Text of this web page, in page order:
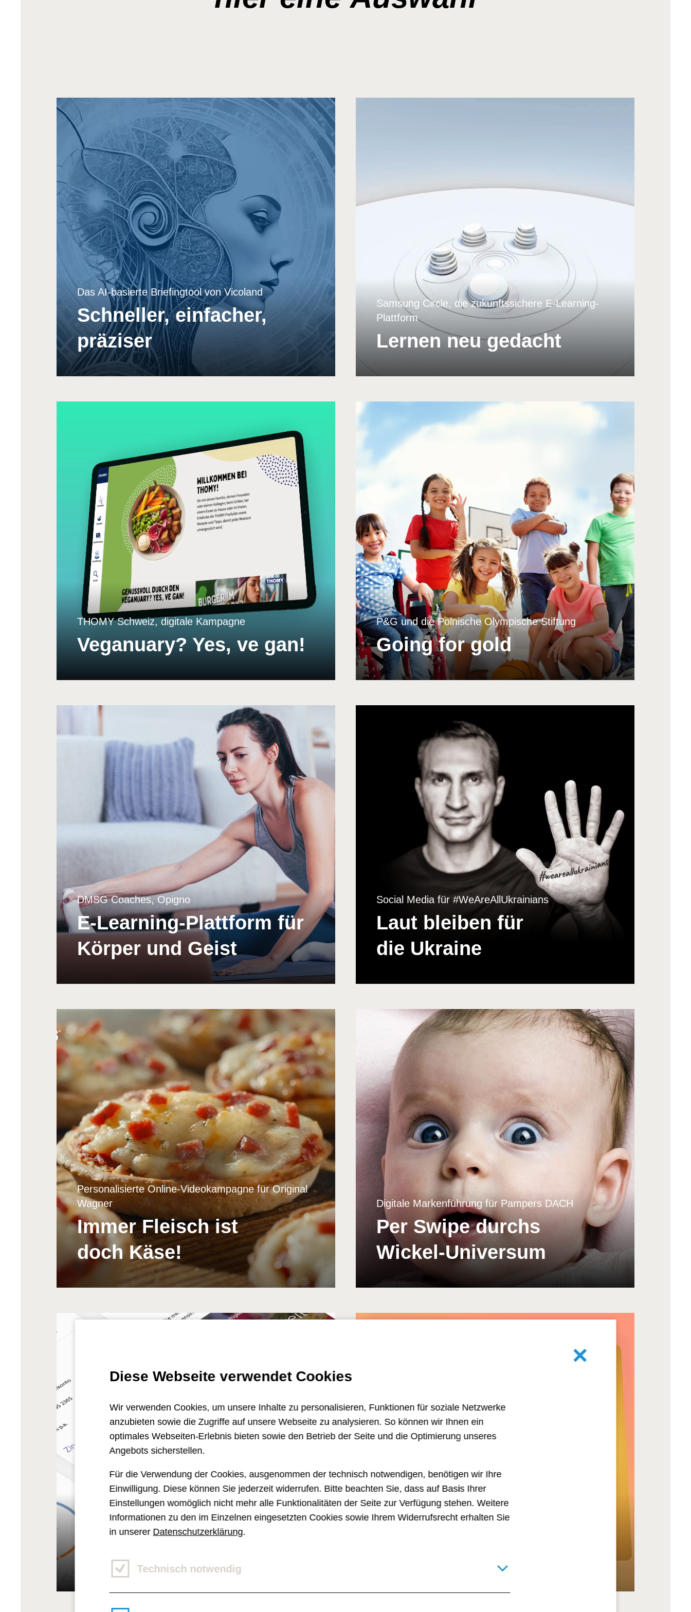
Das AI-basierte Briefingtool von Vicoland
Schneller, einfacher,
präziser
Samsung Circle, die zukunftssichere E-Learning-
Plattform
Lernen neu gedacht
THOMY Schweiz, digitale Kampagne
Veganuary? Yes, ve gan!
P&G und die Polnische Olympische Stiftung
Going for gold
DMSG Coaches, Opigno
E-Learning-Plattform für
Körper und Geist
Social Media für #WeAreAllUkrainians
Laut bleiben für
die Ukraine
Personalisierte Online-Videokampagne für Original
Wagner
Immer Fleisch ist
doch Käse!
Digitale Markenführung für Pampers DACH
Per Swipe durchs
Wickel‑Universum
Individuelles 'Sparen to go' mit der RaboDirect App
Spaß am Sparen
Nestlé, Content-Marketing
Abbrechen
Diese Webseite verwendet Cookies
Wir verwenden Cookies, um unsere Inhalte zu personalisieren, Funktionen für soziale Netzwerke
anzubieten sowie die Zugriffe auf unsere Webseite zu analysieren. So können wir Ihnen ein
optimales Webseiten-Erlebnis bieten sowie den Betrieb der Seite und die Optimierung unseres
Angebots sicherstellen.
Für die Verwendung der Cookies, ausgenommen der technisch notwendigen, benötigen wir Ihre
Einwilligung. Diese können Sie jederzeit widerrufen. Bitte beachten Sie, dass auf Basis Ihrer
Einstellungen womöglich nicht mehr alle Funktionalitäten der Seite zur Verfügung stehen. Weitere
Informationen zu den im Einzelnen eingesetzten Cookies sowie Ihrem Widerrufsrecht erhalten Sie
in unserer Datenschutzerklärung.
Technisch notwendig Details für technisch notwendige Cookies umschalten